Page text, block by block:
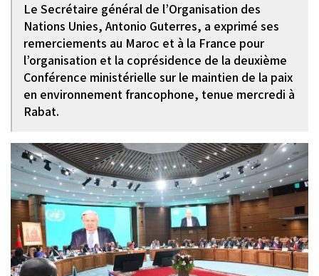
Le Secrétaire général de l’Organisation des
Nations Unies, Antonio Guterres, a exprimé ses
remerciements au Maroc et à la France pour
l’organisation et la coprésidence de la deuxième
Conférence ministérielle sur le maintien de la paix
en environnement francophone, tenue mercredi à
Rabat.